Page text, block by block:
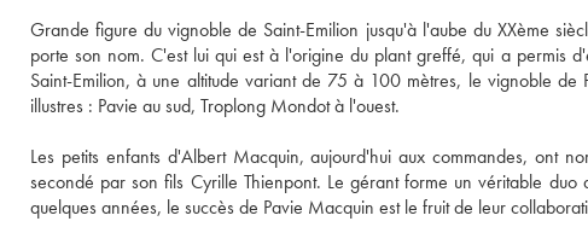
Grande figure du vignoble de Saint-Emilion jusqu'à l'aube du XXème
porte son nom. C'est lui qui est à l'origine du plant greffé, qui a permis
Saint-Emilion, à une altitude variant de 75 à 100 mètres, le vignoble
illustres : Pavie au sud, Troplong Mondot à l'ouest.
Les petits enfants d'Albert Macquin, aujourd'hui aux commandes, ont
secondé par son fils Cyrille Thienpont. Le gérant forme un véritable
quelques années, le succès de Pavie Macquin est le fruit de leur